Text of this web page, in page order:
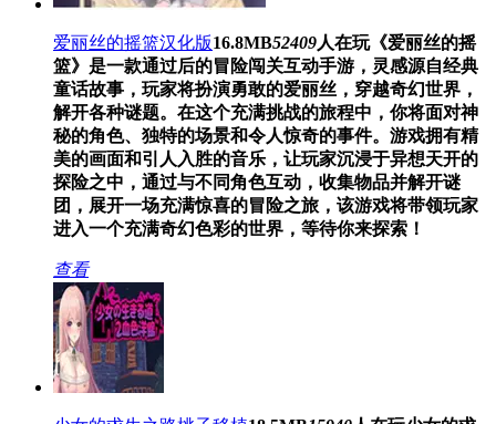
爱丽丝的摇篮汉化版16.8MB52409人在玩《爱丽丝的摇
篮》是一款通过后的冒险闯关互动手游，灵感源自经典
童话故事，玩家将扮演勇敢的爱丽丝，穿越奇幻世界，
解开各种谜题。在这个充满挑战的旅程中，你将面对神
秘的角色、独特的场景和令人惊奇的事件。游戏拥有精
美的画面和引人入胜的音乐，让玩家沉浸于异想天开的
探险之中，通过与不同角色互动，收集物品并解开谜
团，展开一场充满惊喜的冒险之旅，该游戏将带领玩家
进入一个充满奇幻色彩的世界，等待你来探索！
查看